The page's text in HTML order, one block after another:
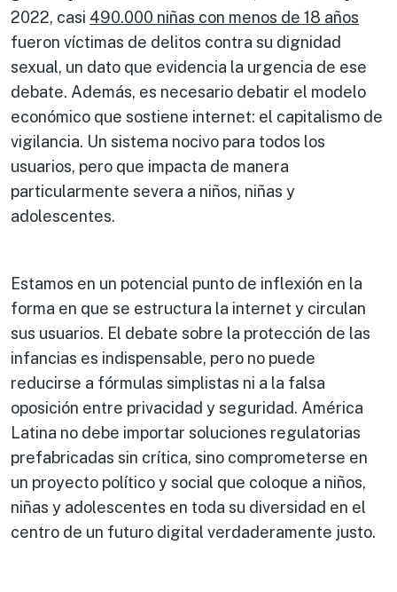
2022, casi 490.000 niñas con menos de 18 años
fueron víctimas de delitos contra su dignidad
sexual, un dato que evidencia la urgencia de ese
debate. Además, es necesario debatir el modelo
económico que sostiene internet: el capitalismo de
vigilancia. Un sistema nocivo para todos los
usuarios, pero que impacta de manera
particularmente severa a niños, niñas y
adolescentes.
Estamos en un potencial punto de inflexión en la
forma en que se estructura la internet y circulan
sus usuarios. El debate sobre la protección de las
infancias es indispensable, pero no puede
reducirse a fórmulas simplistas ni a la falsa
oposición entre privacidad y seguridad. América
Latina no debe importar soluciones regulatorias
prefabricadas sin crítica, sino comprometerse en
un proyecto político y social que coloque a niños,
niñas y adolescentes en toda su diversidad en el
centro de un futuro digital verdaderamente justo.